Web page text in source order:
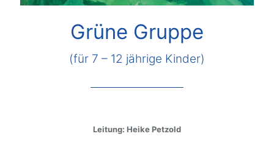
Grüne Gruppe
(für 7 – 12 jährige Kinder)
Leitung: Heike Petzold